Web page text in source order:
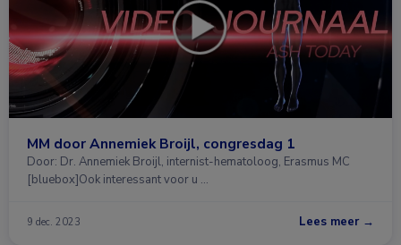
MM door Annemiek Broijl, congresdag 1
Door: Dr. Annemiek Broijl, internist-hematoloog, Erasmus MC
[bluebox]Ook interessant voor u …
9 dec. 2023 Lees meer →